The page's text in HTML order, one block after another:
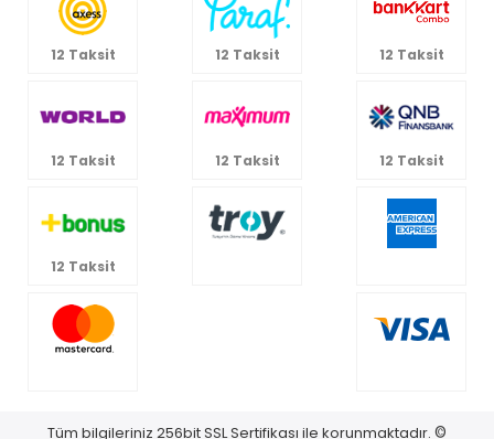
12 Taksit 12 Taksit 12 Taksit
12 Taksit 12 Taksit 12 Taksit
12 Taksit
Tüm bilgileriniz 256bit SSL Sertifikası ile korunmaktadır. ©